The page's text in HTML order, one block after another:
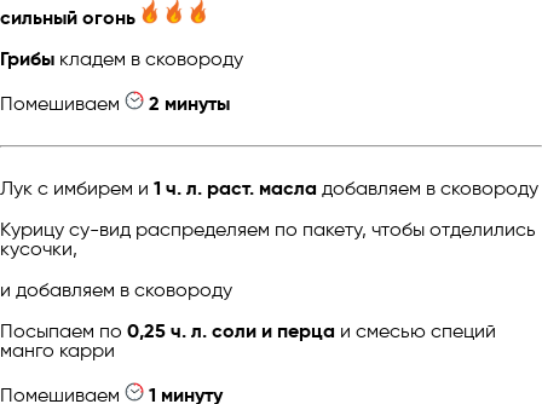
сильный огонь
Грибы кладем в сковороду
Помешиваем
2 минуты
Лук с имбирем и 1 ч. л. раст. масла добавляем в сковороду
Курицу су-вид распределяем по пакету, чтобы отделились
кусочки,
и добавляем в сковороду
Посыпаем по 0,25 ч. л. соли и перца и смесью специй
манго карри
Помешиваем
1 минуту